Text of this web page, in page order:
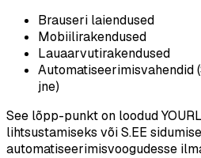
Brauseri laiendused
Mobiilirakendused
Lauaarvutirakendused
Automatiseerimisvahendid
jne)
See lõpp-punkt on loodud
lihtsustamiseks või S.EE
automatiseerimisvoogudesse